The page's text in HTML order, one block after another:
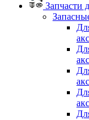
Запчасти